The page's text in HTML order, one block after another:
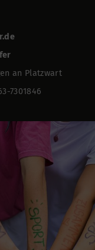
an Platzwart
7301846